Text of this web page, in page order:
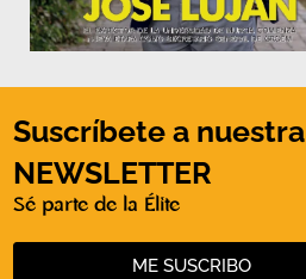
Suscríbete a nuestra
NEWSLETTER
Sé parte de la Élite
ME SUSCRIBO